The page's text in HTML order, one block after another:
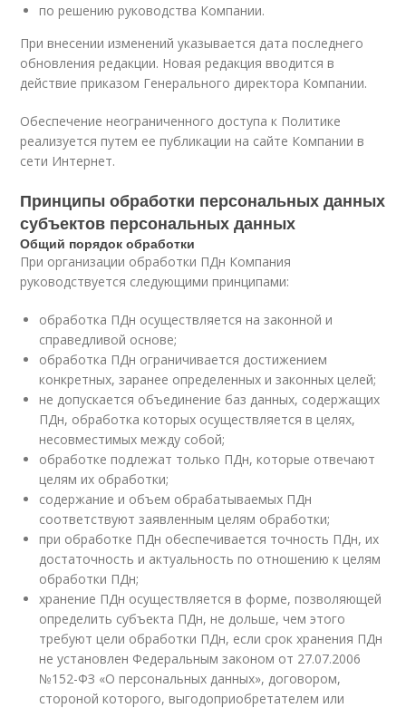
по решению руководства Компании.
При внесении изменений указывается дата последнего
обновления редакции. Новая редакция вводится в
действие приказом Генерального директора Компании.
Обеспечение неограниченного доступа к Политике
реализуется путем ее публикации на сайте Компании в
сети Интернет.
Принципы обработки персональных данных
субъектов персональных данных
Общий порядок обработки
При организации обработки ПДн Компания
руководствуется следующими принципами:
обработка ПДн осуществляется на законной и
справедливой основе;
обработка ПДн ограничивается достижением
конкретных, заранее определенных и законных целей;
не допускается объединение баз данных, содержащих
ПДн, обработка которых осуществляется в целях,
несовместимых между собой;
обработке подлежат только ПДн, которые отвечают
целям их обработки;
содержание и объем обрабатываемых ПДн
соответствуют заявленным целям обработки;
при обработке ПДн обеспечивается точность ПДн, их
достаточность и актуальность по отношению к целям
обработки ПДн;
хранение ПДн осуществляется в форме, позволяющей
определить субъекта ПДн, не дольше, чем этого
требуют цели обработки ПДн, если срок хранения ПДн
не установлен Федеральным законом от 27.07.2006
№152-ФЗ «О персональных данных», договором,
стороной которого, выгодоприобретателем или